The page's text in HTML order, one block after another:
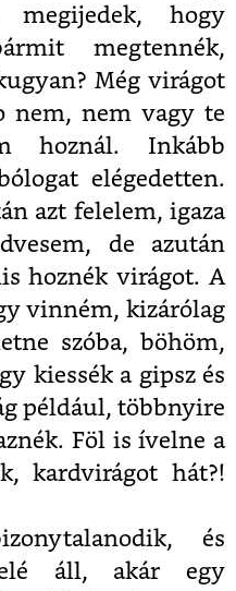
hogy
megtennék,
Még virágot
nem, nem vagy te
hoznál. Inkább
elégedetten.
azt felelem, igaza
de azután
hoznék virágot. A
vinném, kizárólag
szóba, böhöm,
kiessék a gipsz és
például, többnyire
Föl is ívelne a
kardvirágot hát?!
és
áll, akár egy